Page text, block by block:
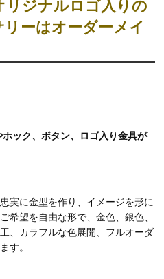
リジナルロゴ入りの
ーはオーダーメイ
ック、ボタン、ロゴ入り金具が
実に金型を作り、イメージを形に
希望を自由な形で、金色、銀色、
、カラフルな色展開、フルオーダ
す。